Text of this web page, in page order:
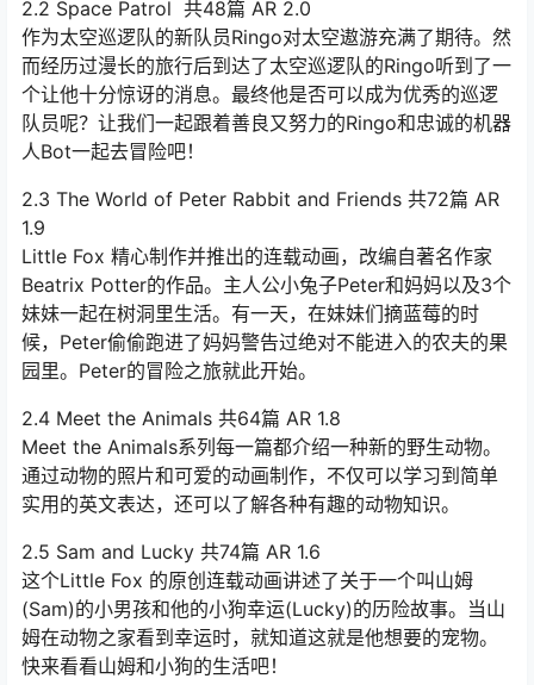
2.2 Space Patrol 共48篇 AR 2.0
作为太空巡逻队的新队员Ringo对太空遨游充满了期待。然
而经历过漫长的旅行后到达了太空巡逻队的Ringo听到了一
个让他十分惊讶的消息。最终他是否可以成为优秀的巡逻
队员呢？让我们一起跟着善良又努力的Ringo和忠诚的机器
人Bot一起去冒险吧！
2.3 The World of Peter Rabbit and Friends 共72篇 AR
1.9
Little Fox 精心制作并推出的连载动画，改编自著名作家
Beatrix Potter的作品。主人公小兔子Peter和妈妈以及3个
妹妹一起在树洞里生活。有一天，在妹妹们摘蓝莓的时
候，Peter偷偷跑进了妈妈警告过绝对不能进入的农夫的果
园里。Peter的冒险之旅就此开始。
2.4 Meet the Animals 共64篇 AR 1.8
Meet the Animals系列每一篇都介绍一种新的野生动物。
通过动物的照片和可爱的动画制作，不仅可以学习到简单
实用的英文表达，还可以了解各种有趣的动物知识。
2.5 Sam and Lucky 共74篇 AR 1.6
这个Little Fox 的原创连载动画讲述了关于一个叫山姆
(Sam)的小男孩和他的小狗幸运(Lucky)的历险故事。当山
姆在动物之家看到幸运时，就知道这就是他想要的宠物。
快来看看山姆和小狗的生活吧！